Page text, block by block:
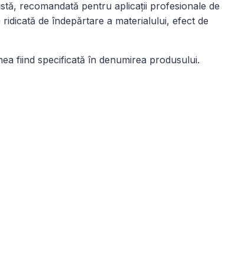
recomandată pentru aplicații profesionale de
de îndepărtare a materialului, efect de
fiind specificată în denumirea produsului.